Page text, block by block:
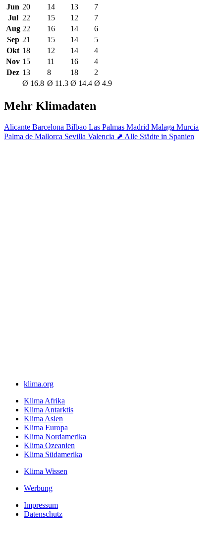
Jun 20 14 13
7
Jul 22 15 12
7
Aug 22 16 14
6
Sep 21 15 14
5
Okt 18 12 14
4
Nov 15 11 16
4
Dez 13 8 18
2
Ø 16.8 Ø 11.3 Ø 14.4 Ø 4.9
Mehr Klimadaten
Alicante Barcelona Bilbao Las Palmas Madrid Malaga Murcia
Palma de Mallorca Sevilla Valencia ⬈ Alle Städte in Spanien
klima.org
Klima Afrika
Klima Antarktis
Klima Asien
Klima Europa
Klima Nordamerika
Klima Ozeanien
Klima Südamerika
Klima Wissen
Werbung
Impressum
Datenschutz